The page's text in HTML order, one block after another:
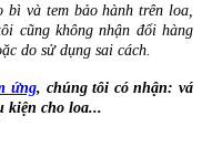
bì và tem bảo hành trên loa,
cũng không nhận đổi hàng
do sử dụng sai cách.
ứng, chúng tôi có nhận: vá
kiện cho loa...